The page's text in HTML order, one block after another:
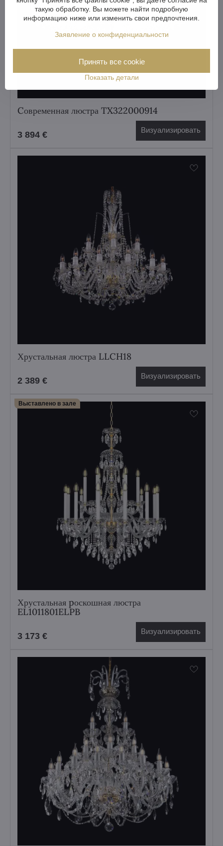
Cовременная люстра TX322000914
3 894 € Визуализировать
Хрустальная люстра LLCH18
2 389 € Визуализировать
Выставлено в зале
Хрустальная pоскошная люстра
EL1011801ELPB
3 173 € Визуализировать
такую обработку. Вы можете найти подробную
информацию ниже или изменить свои предпочтения.
Заявление о конфиденциальности
Показать детали
Принять все cookie